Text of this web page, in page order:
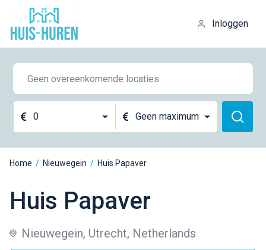
Inloggen
0 Geen maximum
Home / Nieuwegein / Huis Papaver
Huis Papaver
Nieuwegein, Utrecht, Netherlands